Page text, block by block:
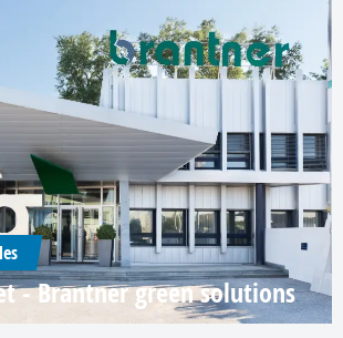
- Brantner green solutions